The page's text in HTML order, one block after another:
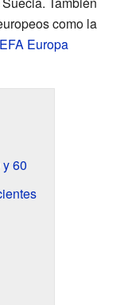
como la
Europa
60